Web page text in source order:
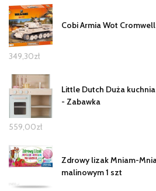
Cobi Armia Wot
349,30zł
Little Dutch Duża
- Zabawka
559,00zł
Zdrowy lizak Mniam-
malinowym 1 szt